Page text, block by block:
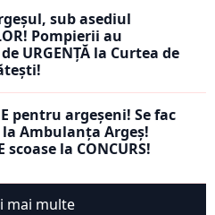
sub asediul
Pompierii au
URGENȚĂ la Curtea de
pentru argeșeni! Se fac
la Ambulanța Argeș!
scoase la CONCURS!
mai multe